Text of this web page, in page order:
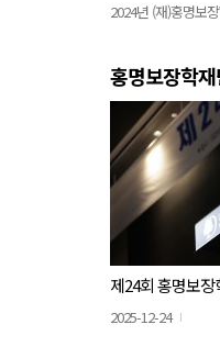
2024년 (재)홍명보
홍명보장학
제24회 홍명보
2025-12-24